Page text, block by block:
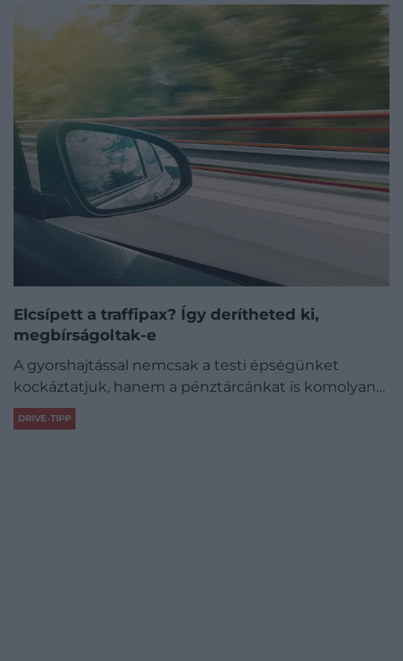
Elcsípett a traffipax? Így derítheted ki,
megbírságoltak-e
A gyorshajtással nemcsak a testi épségünket
kockáztatjuk, hanem a pénztárcánkat is komolyan…
DRIVE-TIPP